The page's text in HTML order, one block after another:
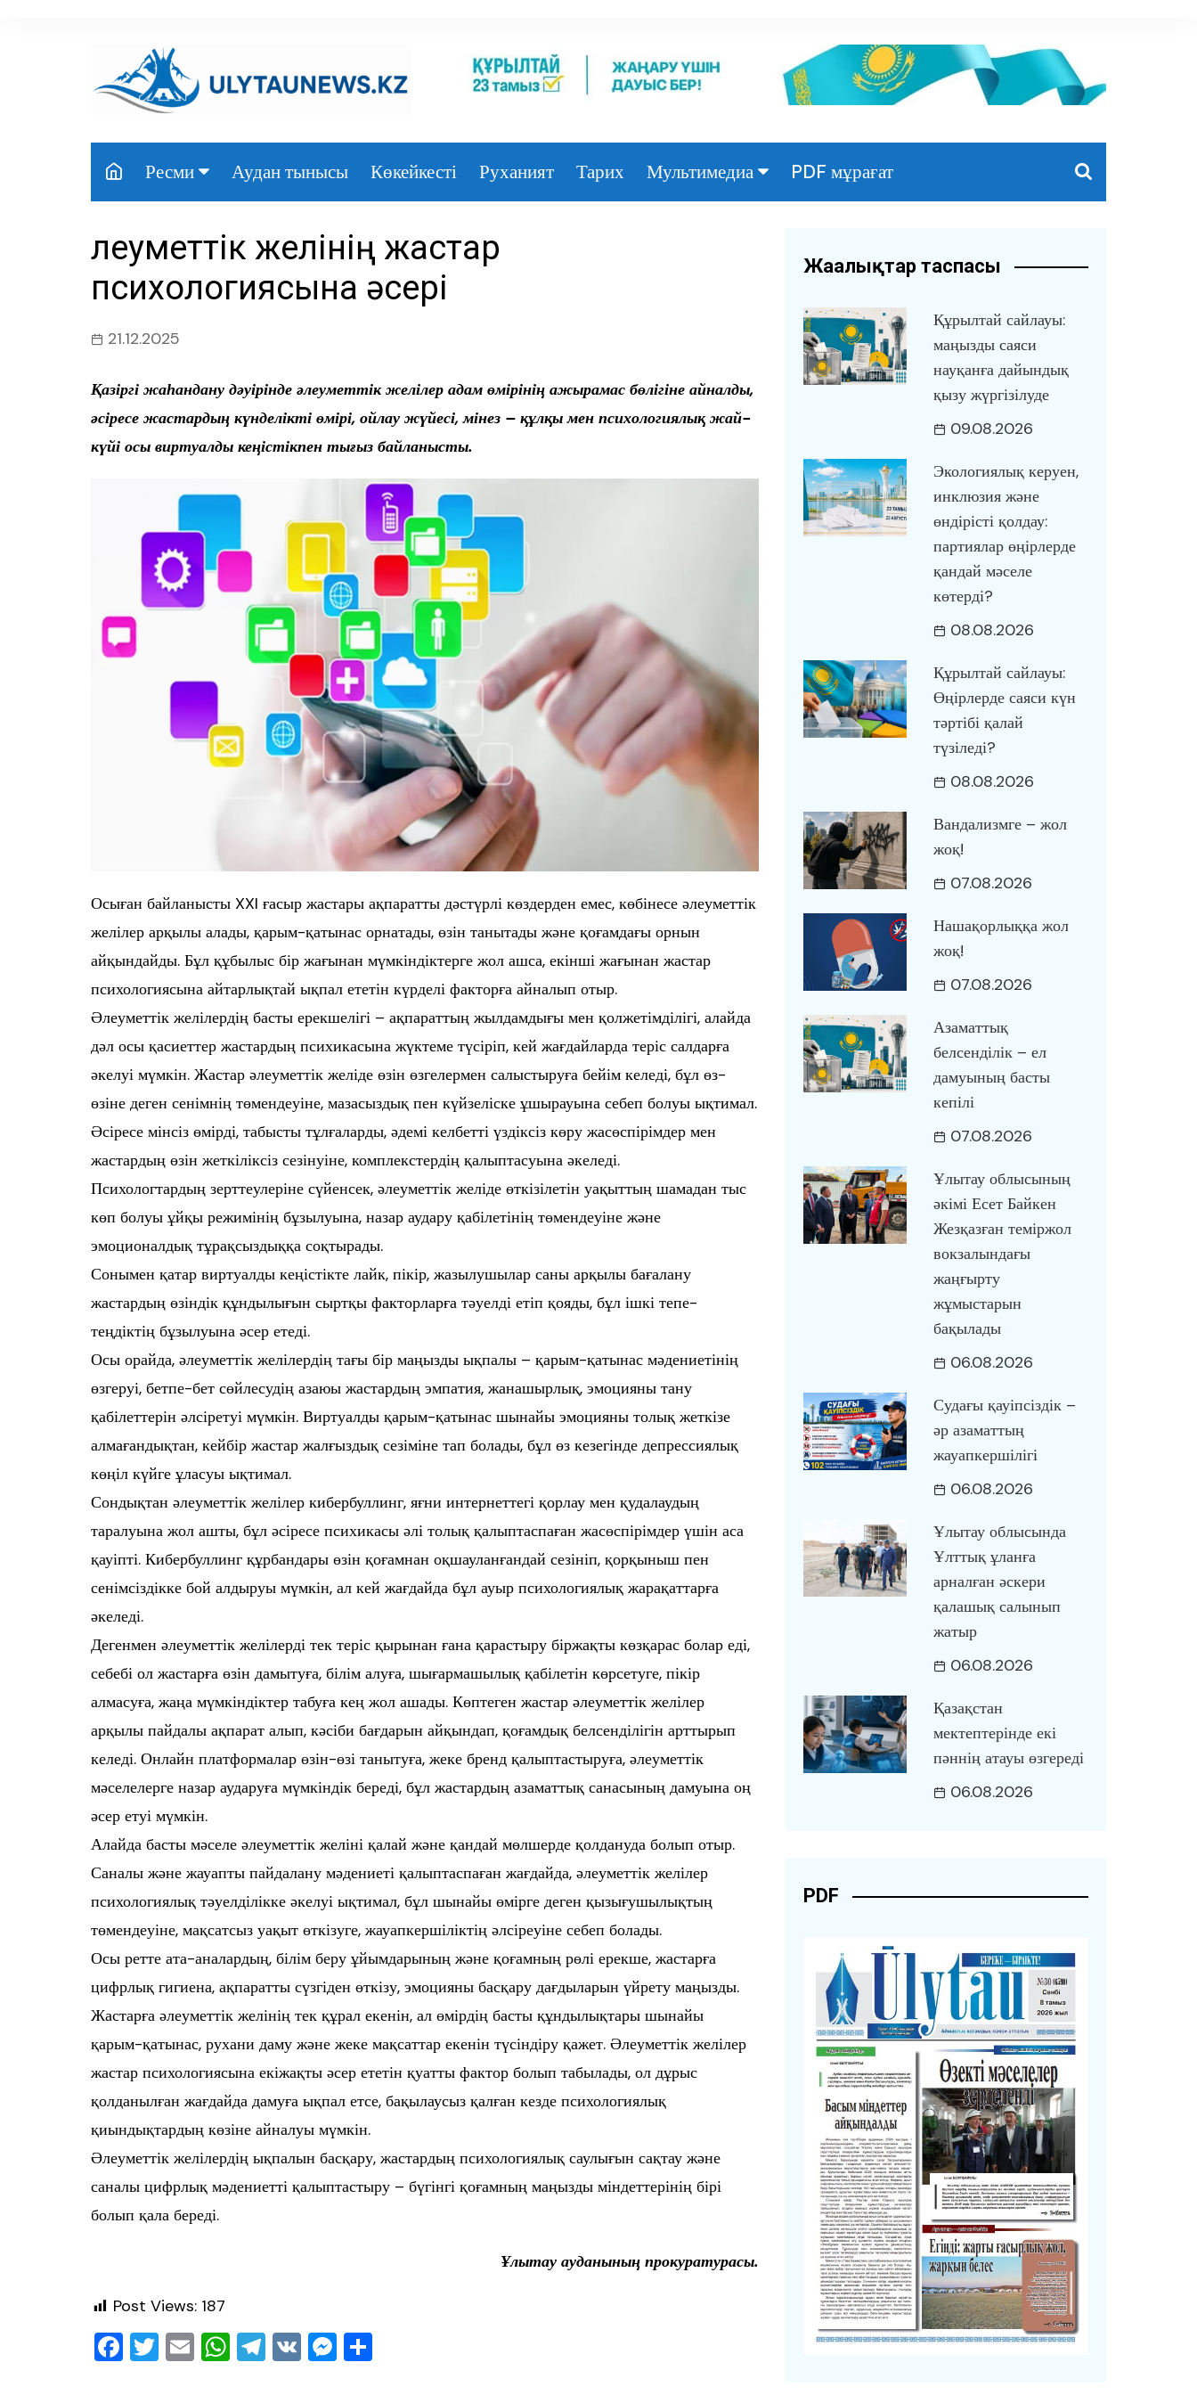
Ресми
Үкімет
Парламент
Облыс әкімдігі
Аудан тынысы Көкейкесті Руханият Тарих Мультимедиа PDF мұрағат
Әлеуметтік желінің жастар
психологиясына әсері
21.12.2025
Қазіргі жаһандану дәуірінде әлеуметтік желілер адам өмірінің ажырамас бөлігіне айналды,
әсіресе жастардың күнделікті өмірі, ойлау жүйесі, мінез – құлқы мен психологиялық жай-
күйі осы виртуалды кеңістікпен тығыз байланысты.
Осыған байланысты XXI ғасыр жастары ақпаратты дәстүрлі көздерден емес, көбінесе әлеуметтік
желілер арқылы алады, қарым-қатынас орнатады, өзін танытады және қоғамдағы орнын
айқындайды. Бұл құбылыс бір жағынан мүмкіндіктерге жол ашса, екінші жағынан жастар
психологиясына айтарлықтай ықпал ететін күрделі факторға айналып отыр.
Әлеуметтік желілердің басты ерекшелігі – ақпараттың жылдамдығы мен қолжетімділігі, алайда
дәл осы қасиеттер жастардың психикасына жүктеме түсіріп, кей жағдайларда теріс салдарға
әкелуі мүмкін. Жастар әлеуметтік желіде өзін өзгелермен салыстыруға бейім келеді, бұл өз-
өзіне деген сенімнің төмендеуіне, мазасыздық пен күйзеліске ұшырауына себеп болуы ықтимал.
Әсіресе мінсіз өмірді, табысты тұлғаларды, әдемі келбетті үздіксіз көру жасөспірімдер мен
жастардың өзін жеткіліксіз сезінуіне, комплекстердің қалыптасуына әкеледі.
Психологтардың зерттеулеріне сүйенсек, әлеуметтік желіде өткізілетін уақыттың шамадан тыс
көп болуы ұйқы режимінің бұзылуына, назар аудару қабілетінің төмендеуіне және
эмоционалдық тұрақсыздыққа соқтырады.
Сонымен қатар виртуалды кеңістікте лайк, пікір, жазылушылар саны арқылы бағалану
жастардың өзіндік құндылығын сыртқы факторларға тәуелді етіп қояды, бұл ішкі тепе-
теңдіктің бұзылуына әсер етеді.
Осы орайда, әлеуметтік желілердің тағы бір маңызды ықпалы – қарым-қатынас мәдениетінің
өзгеруі, бетпе-бет сөйлесудің азаюы жастардың эмпатия, жанашырлық, эмоцияны тану
қабілеттерін әлсіретуі мүмкін. Виртуалды қарым-қатынас шынайы эмоцияны толық жеткізе
алмағандықтан, кейбір жастар жалғыздық сезіміне тап болады, бұл өз кезегінде депрессиялық
көңіл күйге ұласуы ықтимал.
Сондықтан әлеуметтік желілер кибербуллинг, яғни интернеттегі қорлау мен қудалаудың
таралуына жол ашты, бұл әсіресе психикасы әлі толық қалыптаспаған жасөспірімдер үшін аса
қауіпті. Кибербуллинг құрбандары өзін қоғамнан оқшауланғандай сезініп, қорқыныш пен
сенімсіздікке бой алдыруы мүмкін, ал кей жағдайда бұл ауыр психологиялық жарақаттарға
әкеледі.
Дегенмен әлеуметтік желілерді тек теріс қырынан ғана қарастыру біржақты көзқарас болар еді,
себебі ол жастарға өзін дамытуға, білім алуға, шығармашылық қабілетін көрсетуге, пікір
алмасуға, жаңа мүмкіндіктер табуға кең жол ашады. Көптеген жастар әлеуметтік желілер
арқылы пайдалы ақпарат алып, кәсіби бағдарын айқындап, қоғамдық белсенділігін арттырып
келеді. Онлайн платформалар өзін-өзі танытуға, жеке бренд қалыптастыруға, әлеуметтік
мәселелерге назар аударуға мүмкіндік береді, бұл жастардың азаматтық санасының дамуына оң
әсер етуі мүмкін.
Алайда басты мәселе әлеуметтік желіні қалай және қандай мөлшерде қолдануда болып отыр.
Саналы және жауапты пайдалану мәдениеті қалыптаспаған жағдайда, әлеуметтік желілер
психологиялық тәуелділікке әкелуі ықтимал, бұл шынайы өмірге деген қызығушылықтың
төмендеуіне, мақсатсыз уақыт өткізуге, жауапкершіліктің әлсіреуіне себеп болады.
Осы ретте ата-аналардың, білім беру ұйымдарының және қоғамның рөлі ерекше, жастарға
цифрлық гигиена, ақпаратты сүзгіден өткізу, эмоцияны басқару дағдыларын үйрету маңызды.
Жастарға әлеуметтік желінің тек құрал екенін, ал өмірдің басты құндылықтары шынайы
қарым-қатынас, рухани даму және жеке мақсаттар екенін түсіндіру қажет. Әлеуметтік желілер
жастар психологиясына екіжақты әсер ететін қуатты фактор болып табылады, ол дұрыс
қолданылған жағдайда дамуға ықпал етсе, бақылаусыз қалған кезде психологиялық
қиындықтардың көзіне айналуы мүмкін.
Әлеуметтік желілердің ықпалын басқару, жастардың психологиялық саулығын сақтау және
саналы цифрлық мәдениетті қалыптастыру – бүгінгі қоғамның маңызды міндеттерінің бірі
болып қала береді.
Ұлытау ауданының прокуратурасы.
Post Views: 187
F T E W T V M
Жаңалықтар таспасы
Құрылтай сайлауы:
маңызды саяси
науқанға дайындық
қызу жүргізілуде
09.08.2026
Экологиялық керуен,
инклюзия және
өндірісті қолдау:
партиялар өңірлерде
қандай мәселе
көтерді?
08.08.2026
Құрылтай сайлауы:
Өңірлерде саяси күн
тәртібі қалай
түзіледі?
08.08.2026
Вандализмге – жол
жоқ!
07.08.2026
Нашақорлыққа жол
жоқ!
07.08.2026
Азаматтық
белсенділік – ел
дамуының басты
кепілі
07.08.2026
Ұлытау облысының
әкімі Есет Байкен
Жезқазған теміржол
вокзалындағы
жаңғырту
жұмыстарын
бақылады
06.08.2026
Судағы қауіпсіздік –
әр азаматтың
жауапкершілігі
06.08.2026
Ұлытау облысында
Ұлттық ұланға
арналған әскери
қалашық салынып
жатыр
06.08.2026
Қазақстан
мектептерінде екі
пәннің атауы өзгереді
06.08.2026
PDF